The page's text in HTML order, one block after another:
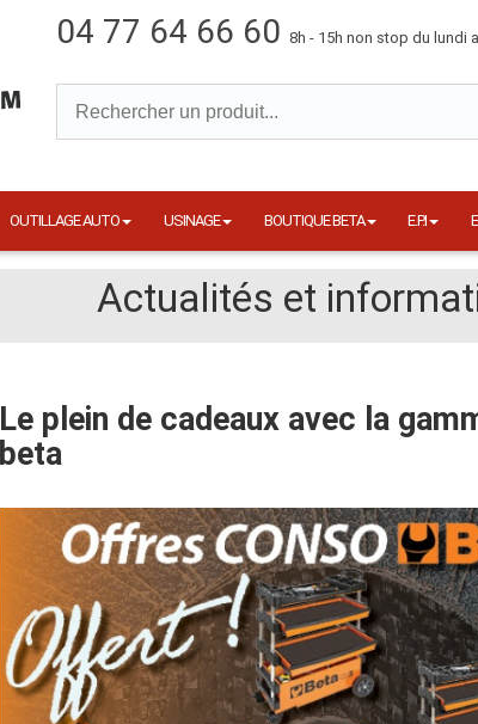
04 77 64 66 60 8h - 15h non stop du lundi
OUTILLAGE AUTO USINAGE BOUTIQUE BETA E.P.I
Actualités et
Le plein de cadeaux avec la
beta